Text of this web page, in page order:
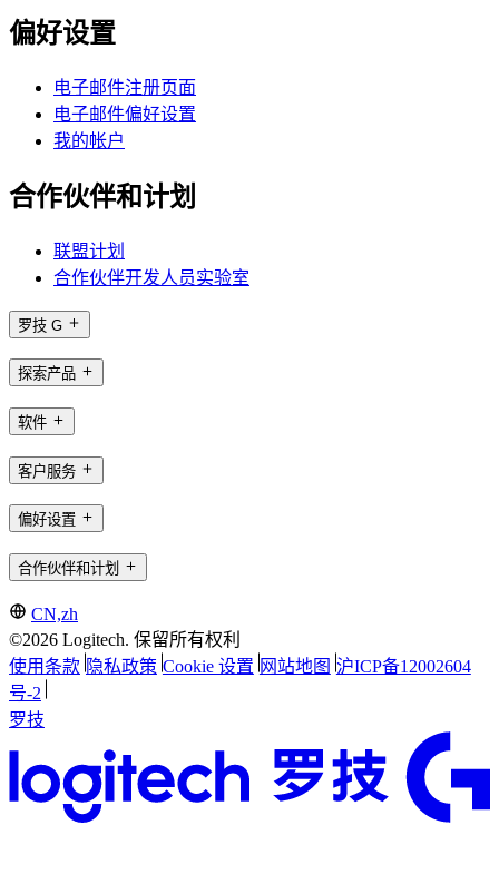
偏好设置
电子邮件注册页面
电子邮件偏好设置
我的帐户
合作伙伴和计划
联盟计划
合作伙伴开发人员实验室
罗技 G
探索产品
软件
客户服务
偏好设置
合作伙伴和计划
CN,zh
©2026 Logitech. 保留所有权利
使用条款 隐私政策 Cookie 设置 网站地图 沪ICP备12002604
号-2
罗技